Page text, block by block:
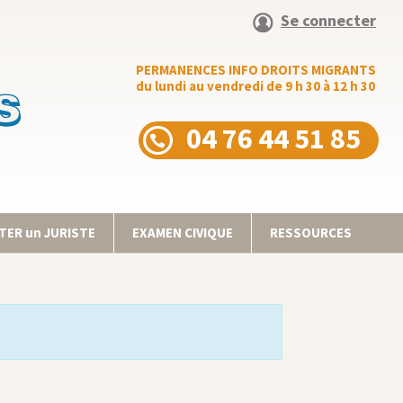
Se connecter
PERMANENCES INFO DROITS MIGRANTS
du lundi au vendredi de 9 h 30 à 12 h 30
04 76 44 51 85
un JURISTE EXAMEN CIVIQUE RESSOURCES